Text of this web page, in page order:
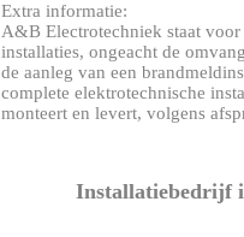
Extra informatie:
A&B Electrotechniek staat
installaties, ongeacht de
de aanleg van een
complete elektrotechnische
monteert en levert, volgens
Installatiebedrijf